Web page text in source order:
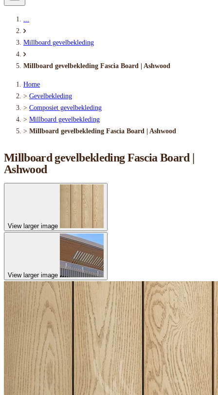
...
Millboard gevelbekleding
Millboard gevelbekleding Fascia Board | Ashwood
Home
> Gevelbekleding
> Composiet gevelbekleding
> Millboard gevelbekleding
> Millboard gevelbekleding Fascia Board | Ashwood
Millboard gevelbekleding Fascia Board |
Ashwood
View larger image
View larger image